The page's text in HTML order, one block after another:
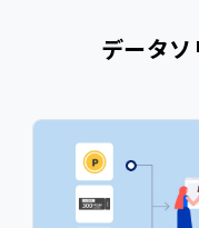
データ